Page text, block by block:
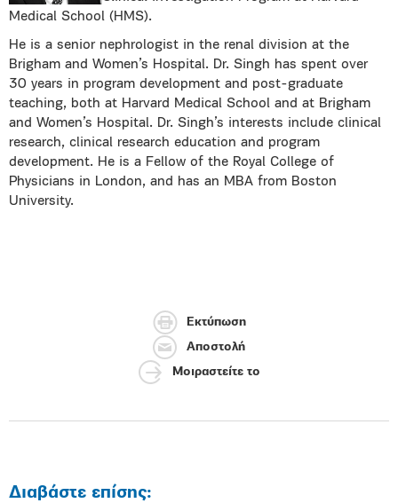
Medical School (HMS).
He is a senior nephrologist in the renal division at the
Brigham and Women’s Hospital. Dr. Singh has spent over
30 years in program development and post-graduate
teaching, both at Harvard Medical School and at Brigham
and Women’s Hospital. Dr. Singh’s interests include clinical
research, clinical research education and program
development. He is a Fellow of the Royal College of
Physicians in London, and has an MBA from Boston
University.
Εκτύπωση
Αποστολή
Μοιραστείτε το
Διαβάστε επίσης: